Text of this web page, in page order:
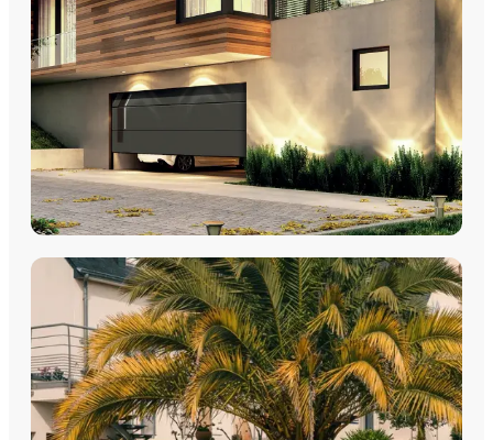
DÉCOUVRIR
PORTES DE GARAGE
Portes de garage - Sectionnelles
Portes de garage - Battantes
Portes de garage - Latérales
Découvrez nos portes de garage sectionnelles, basculantes
et motorisées avec pose par les équipes Plein Jour Habitat.
DÉCOUVRIR